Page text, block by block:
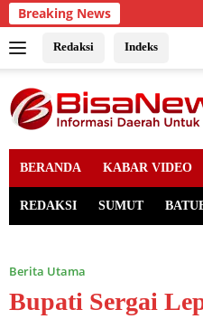
Breaking News
Redaksi Indeks
BERANDA KABAR VIDEO
REDAKSI SUMUT
Berita Utama
Bupati Sergai